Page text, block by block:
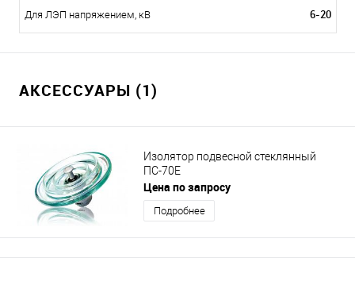
Для ЛЭП напряжением, кВ 6-20
АКСЕССУАРЫ (1)
Изолятор подвесной стеклянный
ПС-70Е
Цена по запросу
Подробнее